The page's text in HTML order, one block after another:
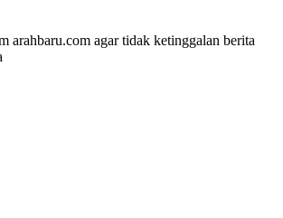
arahbaru.com agar tidak ketinggalan berita